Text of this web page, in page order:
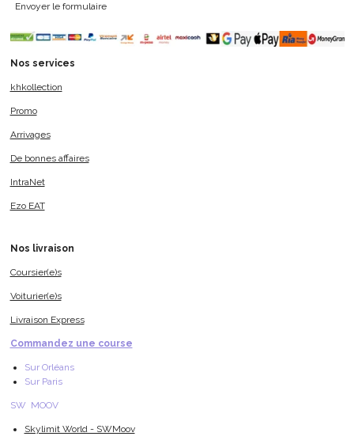
Envoyer le formulaire
Nos services
khkollection
Promo
Arrivages
De bonnes affaires
IntraNet
Ezo EAT
Nos livraison
Coursier(e)s
Voiturier(e)s
Livraison Express
Commandez une course
Sur Orléans
Sur Paris
SW MOOV
Skylimit World - SWMoov